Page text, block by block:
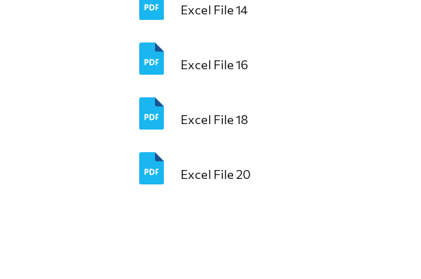
Excel File 14
Excel File 16
Excel File 18
Excel File 20